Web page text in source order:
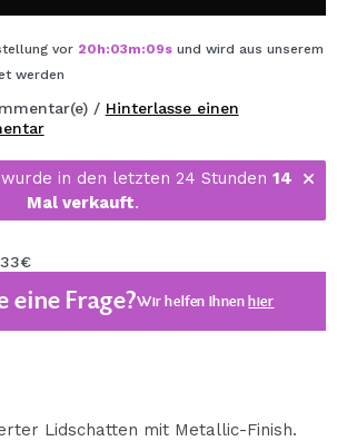
vor 20h:03m:08s und wird aus unserem
werden
/ Hinterlasse einen
in den letzten 24 Stunden 14
Mal verkauft.
eine Frage?Wir helfen Ihnenhier
Lidschatten mit Metallic-Finish.